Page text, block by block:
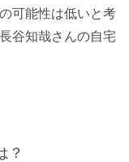
可能性は低いと考
谷知哉さんの自宅
？